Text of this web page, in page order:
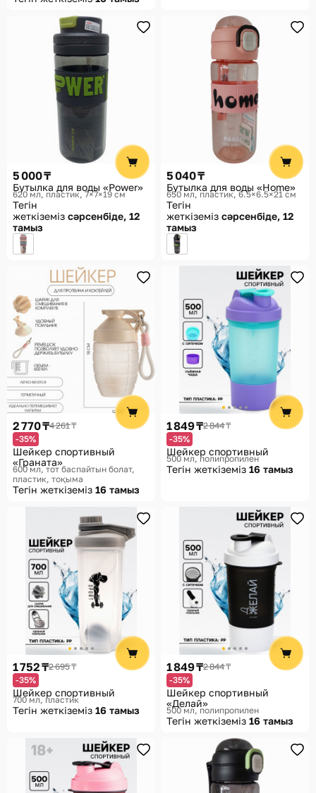
5 000 ₸
Бутылка для воды «Power»
620 мл, пластик, 7×7×19 см
Тегін
жеткіземіз сәрсенбіде, 12
тамыз
5 040 ₸
Бутылка для воды «Home»
650 мл, пластик, 6.5×6.5×21 см
Тегін
жеткіземіз сәрсенбіде, 12
тамыз
2 770 ₸4 261 ₸
-35%
Шейкер спортивный
«Граната»
600 мл, тот баспайтын болат,
пластик, тоқыма
Тегін жеткіземіз 16 тамыз
1 849 ₸2 844 ₸
-35%
Шейкер спортивный
500 мл, полипропилен
Тегін жеткіземіз 16 тамыз
1 752 ₸2 695 ₸
-35%
Шейкер спортивный
700 мл, пластик
Тегін жеткіземіз 16 тамыз
1 849 ₸2 844 ₸
-35%
Шейкер спортивный
«Делай»
500 мл, полипропилен
Тегін жеткіземіз 16 тамыз